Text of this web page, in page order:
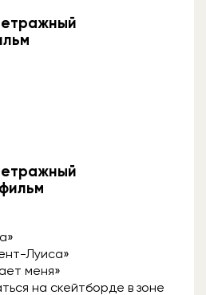
Луиса»
меня»
на скейтборде в зоне